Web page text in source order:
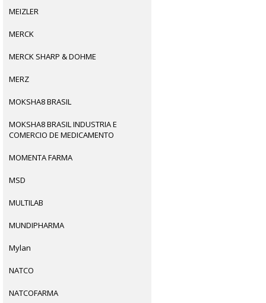
MEIZLER
MERCK
MERCK SHARP & DOHME
MERZ
MOKSHA8 BRASIL
MOKSHA8 BRASIL INDUSTRIA E
COMERCIO DE MEDICAMENTO
MOMENTA FARMA
MSD
MULTILAB
MUNDIPHARMA
Mylan
NATCO
NATCOFARMA